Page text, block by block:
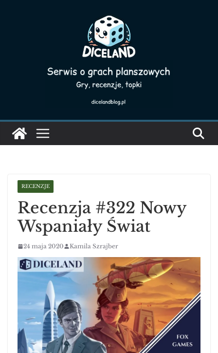
RECENZJE
Recenzja #322 Nowy
Wspaniały Świat
24 maja 2020 Kamila Szrajber